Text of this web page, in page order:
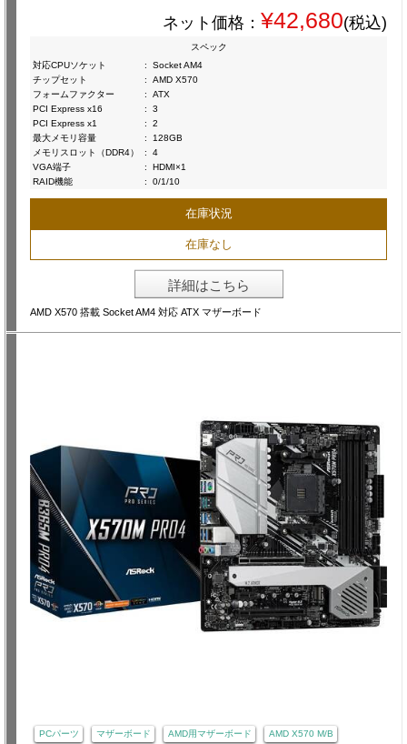
ネット価格： ¥42,680(税込)
スペック
対応CPUソケット
:
Socket AM4
チップセット
:
AMD X570
フォームファクター
:
ATX
PCI Express x16
:
3
PCI Express x1
:
2
最大メモリ容量
:
128GB
メモリスロット（DDR4）
:
4
VGA端子
:
HDMI×1
RAID機能
: 0/1/10
在庫状況
在庫なし
詳細はこちら
AMD X570 搭載 Socket AM4 対応 ATX マザーボード
PCパーツ マザーボード AMD用マザーボード AMD X570 M/B